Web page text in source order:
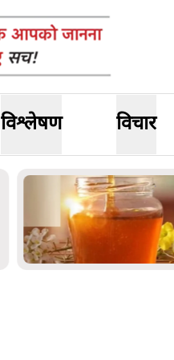
विश्लेषण विचार